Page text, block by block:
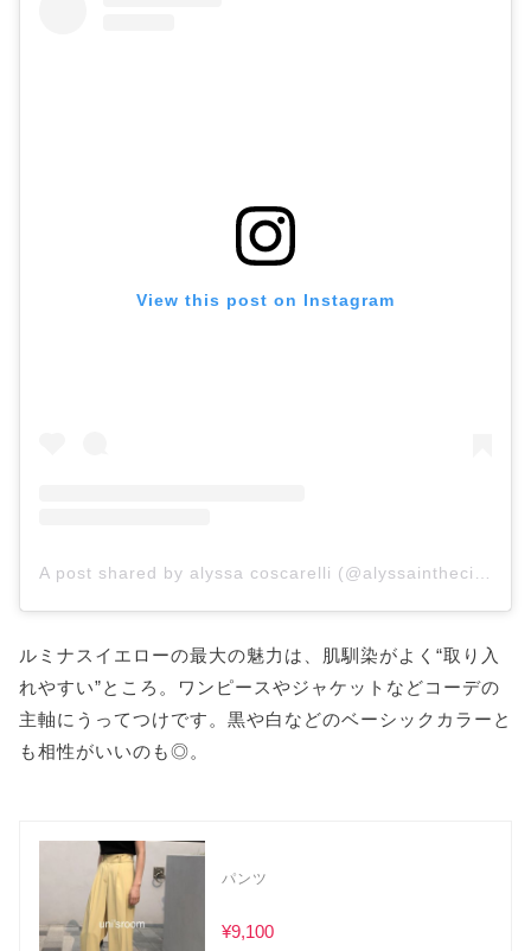
View this post on Instagram
ルミナスイエローの最大の魅力は、肌馴染がよく“取り入
れやすい”ところ。ワンピースやジャケットなどコーデの
主軸にうってつけです。黒や白などのベーシックカラーと
も相性がいいのも◎。
パンツ
¥9,100